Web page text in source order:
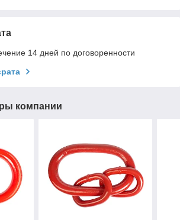
14 дней по договоренности
компании